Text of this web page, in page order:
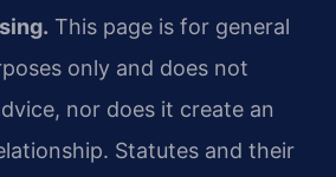
This page is for general
only and does not
nor does it create an
Statutes and their